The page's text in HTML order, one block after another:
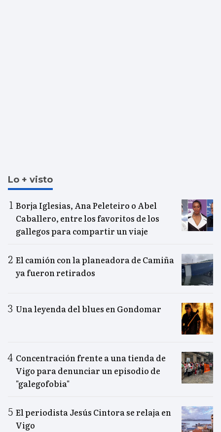
Lo + visto
Borja Iglesias, Ana Peleteiro o Abel
Caballero, entre los favoritos de los
gallegos para compartir un viaje
El camión con la planeadora de Camiña
ya fueron retirados
Una leyenda del blues en Gondomar
Concentración frente a una tienda de
Vigo para denunciar un episodio de
"galegofobia"
El periodista Jesús Cintora se relaja en
Vigo